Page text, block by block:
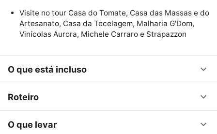
Visite no tour Casa do Tomate, Casa das Massas e do
Artesanato, Casa da Tecelagem, Malharia G'Dom,
Vinícolas Aurora, Michele Carraro e Strapazzon
O que está incluso
Roteiro
O que levar